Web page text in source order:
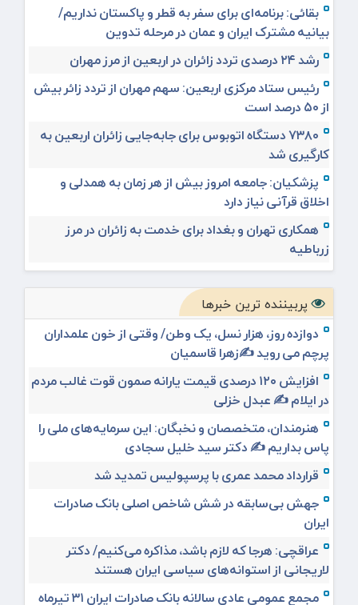
بقائی: برنامه‌ای برای سفر به قطر و پاکستان نداریم/
بیانیه مشترک ایران و عمان در مرحله تدوین
رشد ۲۴ درصدی تردد زائران در اربعین از مرز مهران
رئیس ستاد مرکزی اربعین: سهم مهران از تردد زائر بیش
از ۵۰ درصد است
۷۳۸۰ دستگاه اتوبوس برای جابه‌جایی زائران اربعین به‌
کارگیری شد
پزشکیان: جامعه امروز بیش از هر زمان به همدلی و
اخلاق قرآنی نیاز دارد
همکاری تهران و بغداد برای خدمت به زائران در مرز
زرباطیه
پربیننده ترین خبرها
دوازده روز، هزار نسل، یک وطن/ وقتی از خون علمداران
پرچم می روید ✍️زهرا قاسمیان
افزایش ۱۲۰ درصدی قیمت یارانه صمون قوت غالب مردم
در ایلام ✍️ عبدل خزلی
هنرمندان، متخصصان و نخبگان: این سرمایه‌های ملی را
پاس بداریم ✍️ دکتر سید خلیل سجادی
قرارداد محمد عمری با پرسپولیس تمدید شد
جهش بی‌سابقه در شش شاخص اصلی بانک صادرات
ایران
عراقچی: هرجا که لازم باشد، مذاکره می‌کنیم/ دکتر
لاریجانی از استوانه‌های سیاسی ایران هستند
مجمع عمومی عادی سالانه بانک صادرات ایران ۳۱ تیرماه